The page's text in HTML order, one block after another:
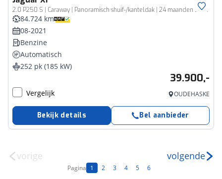
2.0 P250 S | Caraway | Panoramisch shuif-/kanteldak | 24 maanden Jaguar Approved
84.724 km
08-2021
Benzine
Automatisch
252 pk (185 kW)
39.900,-
Vergelijk OUDEHASKE
Bekijk details Bel aanbieder
vorige
Pagina 1 2 3 4 5 6
volgende